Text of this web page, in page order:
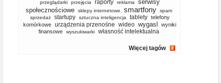
przeglądarki
przejęcia raporty reklama
serwisy
społecznościowe
sklepy internetowe smartfony
spam
sprzedaż
startupy sztuczna inteligencja tablety telefony
komórkowe
urządzenia przenośne wideo wygasl
wyniki
finansowe
wyszukiwarki własność intelektualna
Więcej tagów